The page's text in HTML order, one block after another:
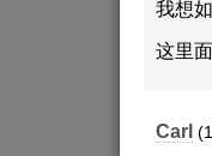
我想
这里
Carl